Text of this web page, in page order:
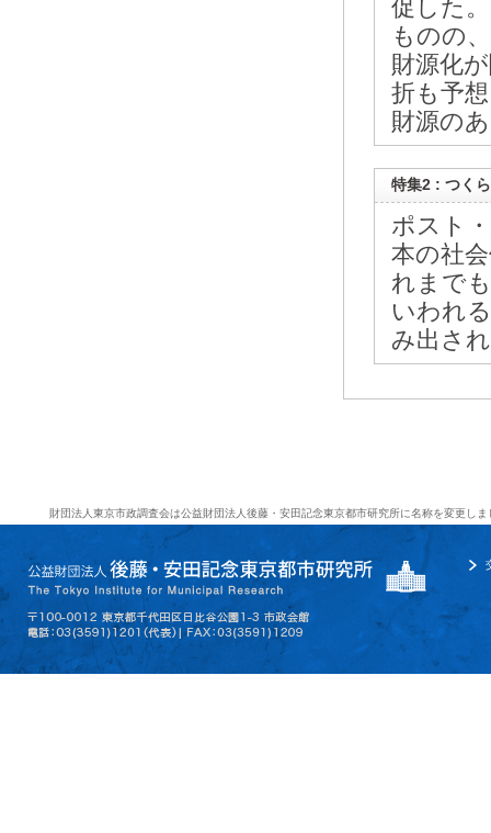
促した
ものの
財源化
折も予
財源の
特集2 : つく
ポスト
本の社
れまで
いわれ
み出さ
財団法人東京市政調査会は公益財団法人後藤・安田記念東京都市研究所に名称を変更しま